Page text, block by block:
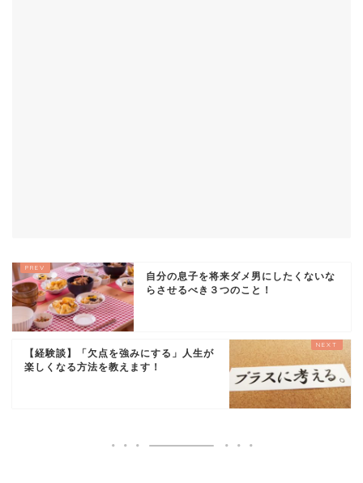
自分の息子を将来ダメ男にしたくないな
らさせるべき３つのこと！
【経験談】「欠点を強みにする」人生が
楽しくなる方法を教えます！